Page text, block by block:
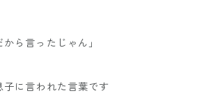
から言ったじゃん」
子に言われた言葉です